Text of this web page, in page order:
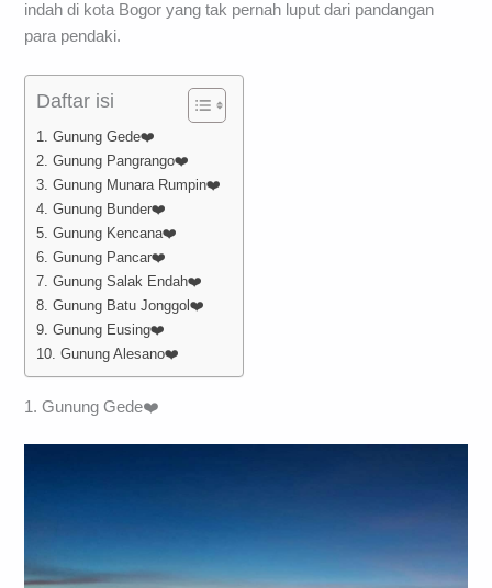
indah di kota Bogor yang tak pernah luput dari pandangan
para pendaki.
Daftar isi
1. Gunung Gede❤️
2. Gunung Pangrango❤️
3. Gunung Munara Rumpin❤️
4. Gunung Bunder❤️
5. Gunung Kencana❤️
6. Gunung Pancar❤️
7. Gunung Salak Endah❤️
8. Gunung Batu Jonggol❤️
9. Gunung Eusing❤️
10. Gunung Alesano❤️
1. Gunung Gede❤️